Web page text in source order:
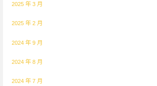
2025 年 3 月
2025 年 2 月
2024 年 9 月
2024 年 8 月
2024 年 7 月